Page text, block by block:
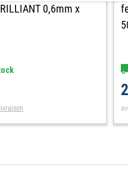
0,6mm x